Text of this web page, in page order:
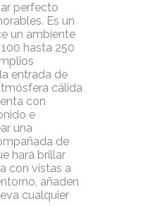
perfecto
Es un
un ambiente
hasta 250
entrada de
cálida
con
e
una
de
hará brillar
con vistas a
añaden
cualquier